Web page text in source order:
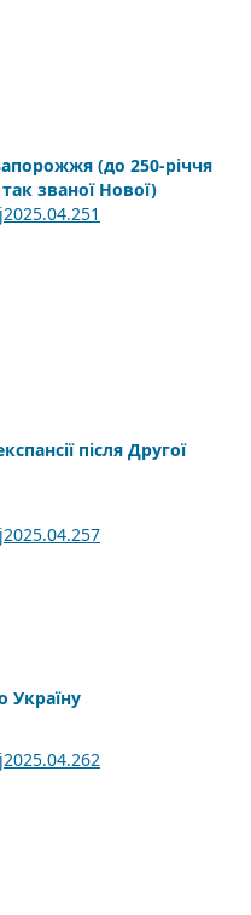
(до 250-річчя
так званої Нової)
після Другої
Україну